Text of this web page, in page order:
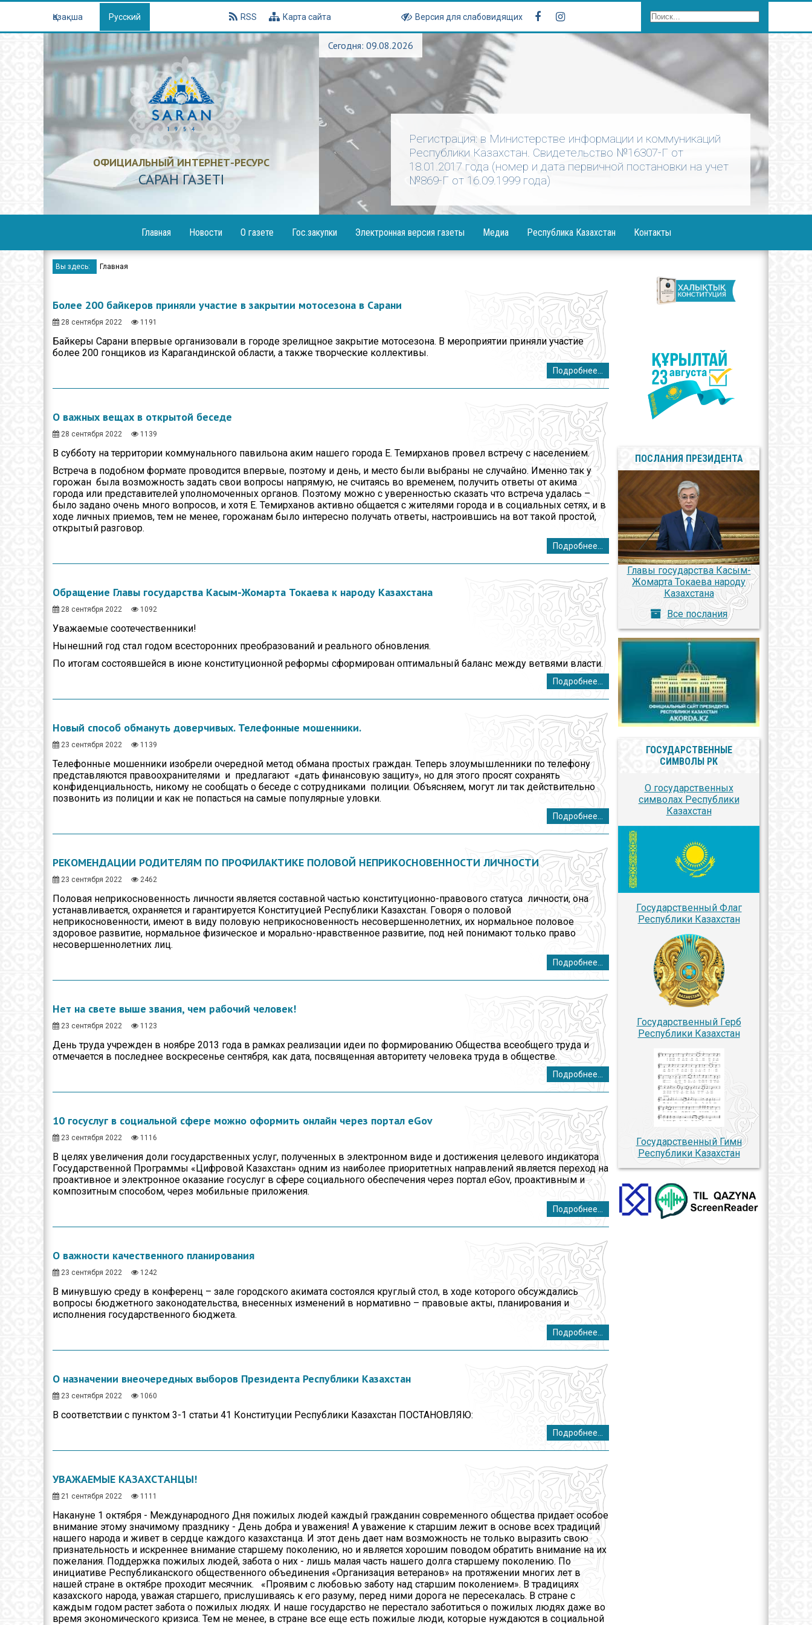
Қазақша Русский RSS Карта сайта Версия для слабовидящих
ОФИЦИАЛЬНЫЙ ИНТЕРНЕТ-РЕСУРС
САРАН ГАЗЕТI
Сегодня: 09.08.2026
Регистрация: в Министерстве информации и коммуникаций
Республики Казахстан. Свидетельство №16307-Г от
18.01.2017 года (номер и дата первичной постановки на учет
№869-Г от 16.09.1999 года)
Главная
Новости
Образование
Здравоохранение
В городском
Культура
Ими гордится город
Школьные будни
Коммунальная сфера
О газете
Гос.закупки
Объявления
закупок
Электронная версия газеты
Медиа
Фотогалерея
Республика Казахстан
Послания Президента
Вопросы противодействия
коррупции
Контакты
Вы здесь: Главная
Более 200 байкеров приняли участие в закрытии мотосезона в Сарани
28 сентября 2022 1191
Байкеры Сарани впервые организовали в городе зрелищное закрытие мотосезона. В мероприятии приняли участие
более 200 гонщиков из Карагандинской области, а также творческие коллективы.
Подробнее...
О важных вещах в открытой беседе
28 сентября 2022 1139
В субботу на территории коммунального павильона аким нашего города Е. Темирханов провел встречу с населением.
Встреча в подобном формате проводится впервые, поэтому и день, и место были выбраны не случайно. Именно так у
горожан была возможность задать свои вопросы напрямую, не считаясь во временем, получить ответы от акима
города или представителей уполномоченных органов. Поэтому можно с уверенностью сказать что встреча удалась –
было задано очень много вопросов, и хотя Е. Темирханов активно общается с жителями города и в социальных сетях, и в
ходе личных приемов, тем не менее, горожанам было интересно получать ответы, настроившись на вот такой простой,
открытый разговор.
Подробнее...
Обращение Главы государства Касым-Жомарта Токаева к народу Казахстана
28 сентября 2022 1092
Уважаемые соотечественники!
Нынешний год стал годом всесторонних преобразований и реального обновления.
По итогам состоявшейся в июне конституционной реформы сформирован оптимальный баланс между ветвями власти.
Подробнее...
Новый способ обмануть доверчивых. Телефонные мошенники.
23 сентября 2022 1139
Телефонные мошенники изобрели очередной метод обмана простых граждан. Теперь злоумышленники по телефону
представляются правоохранителями и предлагают «дать финансовую защиту», но для этого просят сохранять
конфиденциальность, никому не сообщать о беседе с сотрудниками полиции. Объясняем, могут ли так действительно
позвонить из полиции и как не попасться на самые популярные уловки.
Подробнее...
РЕКОМЕНДАЦИИ РОДИТЕЛЯМ ПО ПРОФИЛАКТИКЕ ПОЛОВОЙ НЕПРИКОСНОВЕННОСТИ ЛИЧНОСТИ
23 сентября 2022 2462
Половая неприкосновенность личности является составной частью конституционно-правового статуса личности, она
устанавливается, охраняется и гарантируется Конституцией Республики Казахстан. Говоря о половой
неприкосновенности, имеют в виду половую неприкосновенность несовершеннолетних, их нормальное половое
здоровое развитие, нормальное физическое и морально-нравственное развитие, под ней понимают только право
несовершеннолетних лиц.
Подробнее...
Нет на свете выше звания, чем рабочий человек!
23 сентября 2022 1123
День труда учрежден в ноябре 2013 года в рамках реализации идеи по формированию Общества всеобщего труда и
отмечается в последнее воскресенье сентября, как дата, посвященная авторитету человека труда в обществе.
Подробнее...
10 госуслуг в социальной сфере можно оформить онлайн через портал eGov
23 сентября 2022 1116
В целях увеличения доли государственных услуг, полученных в электронном виде и достижения целевого индикатора
Государственной Программы «Цифровой Казахстан» одним из наиболее приоритетных направлений является переход на
проактивное и электронное оказание госуслуг в сфере социального обеспечения через портал eGov, проактивным и
композитным способом, через мобильные приложения.
Подробнее...
О важности качественного планирования
23 сентября 2022 1242
В минувшую среду в конференц – зале городского акимата состоялся круглый стол, в ходе которого обсуждались
вопросы бюджетного законодательства, внесенных изменений в нормативно – правовые акты, планирования и
исполнения государственного бюджета.
Подробнее...
О назначении внеочередных выборов Президента Республики Казахстан
23 сентября 2022 1060
В соответствии с пунктом 3-1 статьи 41 Конституции Республики Казахстан ПОСТАНОВЛЯЮ:
Подробнее...
УВАЖАЕМЫЕ КАЗАХСТАНЦЫ!
21 сентября 2022 1111
Накануне 1 октября - Международного Дня пожилых людей каждый гражданин современного общества придает особое
внимание этому значимому празднику - День добра и уважения! А уважение к старшим лежит в основе всех традиций
нашего народа и живет в сердце каждого казахстанца. И этот день дает нам возможность не только выразить свою
признательность и искреннее внимание старшему поколению, но и является хорошим поводом обратить внимание на их
пожелания. Поддержка пожилых людей, забота о них - лишь малая часть нашего долга старшему поколению. По
инициативе Республиканского общественного объединения «Организация ветеранов» на протяжении многих лет в
нашей стране в октябре проходит месячник. «Проявим с любовью заботу над старшим поколением». В традициях
казахского народа, уважая старшего, прислушиваясь к его разуму, перед ними дорога не пересекалась. В стране с
каждым годом растет забота о пожилых людях. И наше государство не перестало заботиться о пожилых людях даже во
время экономического кризиса. Тем не менее, в стране все еще есть пожилые люди, которые нуждаются в социальной
ПОСЛАНИЯ ПРЕЗИДЕНТА
Главы государства Касым-
Жомарта Токаева народу
Казахстана
Все послания
ГОСУДАРСТВЕННЫЕ
СИМВОЛЫ РК
О государственных
символах Республики
Казахстан
Государственный Флаг
Республики Казахстан
Государственный Герб
Республики Казахстан
Государственный Гимн
Республики Казахстан